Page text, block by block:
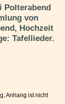
Polterabend
von
Hochzeit
Tafellieder.
Anhang ist nicht